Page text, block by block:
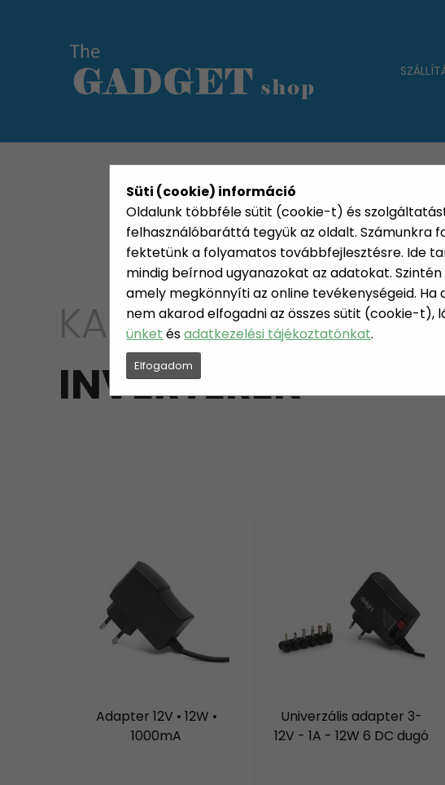
Süti (cookie) információ
Oldalunk többféle sütit (cookie-t) és
felhasználóbaráttá tegyük az oldalt. Számunkra
fektetünk a folyamatos továbbfejlesztésre. Ide
mindig beírnod ugyanazokat az adatokat.
amely megkönnyíti az online tevékenységeid.
nem akarod elfogadni az összes sütit (cookie-t),
ünket ésadatkezelési tájékoztatónkat.
Elfogadom
KATEGÓRIÁK HETI AJÁNLAT
KATEGÓRIA AUTÓS TERMÉKEK
INVERTEREK
Adapter 12V • 12W •
1000mA
Univerzális adapter 3-
12V - 1A - 12W 6 DC dugó